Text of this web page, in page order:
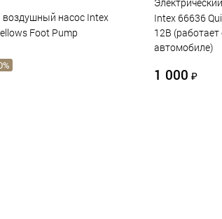
насос Intex
Foot Pump
Intex 66636
12В
автомобиле)
1 000 ₽